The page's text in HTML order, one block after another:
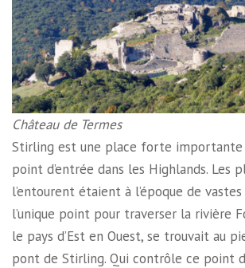
Château de Termes
Stirling est une place forte
point d’entrée dans les Highlands. Les
l’entourent étaient à l’époque de
l’unique point pour traverser la rivière
le pays d’Est en Ouest, se trouvait au
pont de Stirling. Qui contrôle ce point